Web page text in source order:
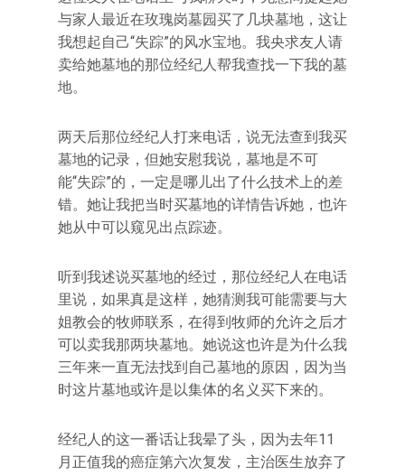
与家人最近在玫瑰岗墓园买了几块墓地，这让
我想起自己“失踪”的风水宝地。我央求友人请
卖给她墓地的那位经纪人帮我查找一下我的墓
地。
两天后那位经纪人打来电话，说无法查到我买
墓地的记录，但她安慰我说，墓地是不可
能“失踪”的，一定是哪儿出了什么技术上的差
错。她让我把当时买墓地的详情告诉她，也许
她从中可以窥见出点踪迹。
听到我述说买墓地的经过，那位经纪人在电话
里说，如果真是这样，她猜测我可能需要与大
姐教会的牧师联系，在得到牧师的允许之后才
可以卖我那两块墓地。她说这也许是为什么我
三年来一直无法找到自己墓地的原因，因为当
时这片墓地或许是以集体的名义买下来的。
经纪人的这一番话让我晕了头，因为去年11
月正值我的癌症第六次复发，主治医生放弃了